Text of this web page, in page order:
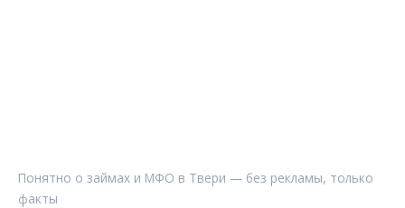
Понятно о займах и МФО в Твери — без рекламы, только
факты